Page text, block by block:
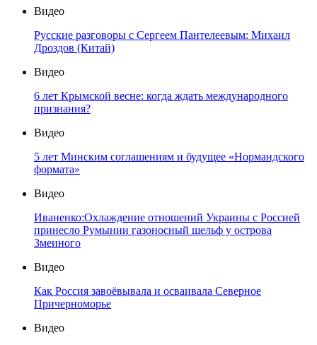
Видео
Русские разговоры с Сергеем Пантелеевым: Михаил
Дроздов (Китай)
Видео
6 лет Крымской весне: когда ждать международного
признания?
Видео
5 лет Минским соглашениям и будущее «Нормандского
формата»
Видео
Иваненко:Охлаждение отношений Украины с Россией
принесло Румынии газоносный шельф у острова
Змеиного
Видео
Как Россия завоёвывала и осваивала Северное
Причерноморье
Видео